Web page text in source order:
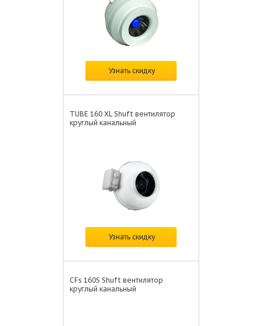
Цена:по запросу
Узнать скидку
TUBE 160 XL Shuft вентилятор
круглый канальный
Цена: от7 944 ₽/шт.
Узнать скидку
CFs 160S Shuft вентилятор
круглый канальный